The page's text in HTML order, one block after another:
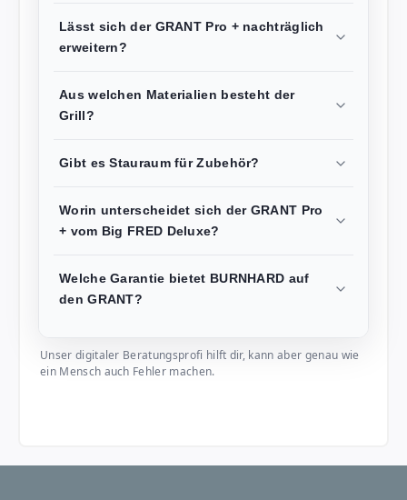
Lässt sich der GRANT Pro + nachträglich
erweitern?
Aus welchen Materialien besteht der
Grill?
Gibt es Stauraum für Zubehör?
Worin unterscheidet sich der GRANT Pro
+ vom Big FRED Deluxe?
Welche Garantie bietet BURNHARD auf
den GRANT?
Unser digitaler Beratungsprofi hilft dir, kann aber genau wie
ein Mensch auch Fehler machen.